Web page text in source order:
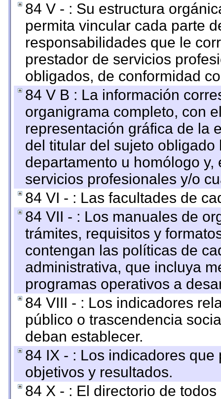
84 V - : Su estructura
permita vincular cada parte
responsabilidades que le
prestador de servicios
obligados, de conformidad
84 V B : La información
organigrama completo, con
representación gráfica de la
del titular del sujeto
departamento u homólogo
servicios profesionales y/o
84 VI - : Las facultades de
84 VII - : Los manuales de
trámites, requisitos y
contengan las políticas de
administrativa, que incluya
programas operativos a
84 VIII - : Los indicadores
público o trascendencia
deban establecer.
84 IX - : Los indicadores
objetivos y resultados.
84 X - : El directorio de